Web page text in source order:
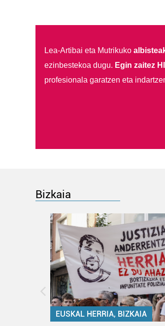
Lea-Artibai eta Mutrikuko
ezinbestekoa dugu. Egin zaitez
profesionala garatzen eta
Bizkaia
EUSKAL HERRIA, BIZKAIA